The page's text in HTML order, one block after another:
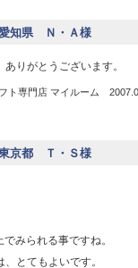
知県 Ｎ・Ａ様
りがとうございます。
ト専門店 マイルーム
京都 Ｔ・Ｓ様
みられる事ですね。
とてもよいです。